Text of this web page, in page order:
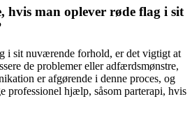
hvis man oplever røde flag i sit
i sit nuværende forhold, er det vigtigt at
de problemer eller adfærdsmønstre,
er afgørende i denne proces, og
professionel hjælp, såsom parterapi, hvis